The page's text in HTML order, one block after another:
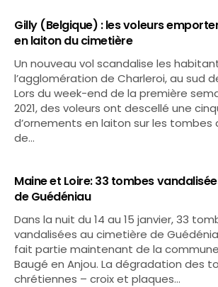
Gilly (Belgique) : les voleurs
en laiton du cimetière
Un nouveau vol scandalise les
l’agglomération de Charleroi, au sud
Lors du week-end de la première
2021, des voleurs ont descellé une
d’ornements en laiton sur les tombes
de…
Maine et Loire: 33 tombes
de Guédéniau
Dans la nuit du 14 au 15 janvier, 33
vandalisées au cimetière de
fait partie maintenant de la
Baugé en Anjou. La dégradation des
chrétiennes – croix et plaques…